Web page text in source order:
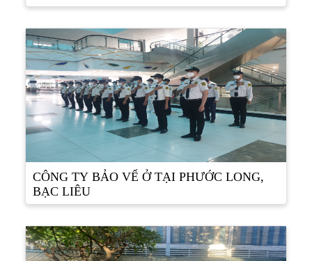
CÔNG TY BẢO VỂ Ở TẠI PHƯỚC LONG,
BẠC LIÊU